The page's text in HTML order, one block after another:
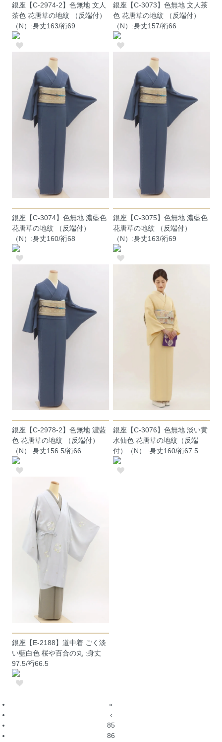
銀座【C-2974-2】色無地 文人
茶色 花唐草の地紋 （反端付）
（N）:身丈163/裄69
銀座【C-3073】色無地 文人茶
色 花唐草の地紋 （反端付）
（N）:身丈157/裄66
銀座【C-3074】色無地 濃藍色
花唐草の地紋 （反端付）
（N）:身丈160/裄68
銀座【C-3075】色無地 濃藍色
花唐草の地紋 （反端付）
（N）:身丈163/裄69
銀座【C-2978-2】色無地 濃藍
色 花唐草の地紋 （反端付）
（N）:身丈156.5/裄66
銀座【C-3076】色無地 淡い黄
水仙色 花唐草の地紋（反端
付）（N） :身丈160/裄67.5
銀座【E-2188】道中着 ごく淡
い藍白色 桜や百合の丸 :身丈
97.5/裄66.5
«
‹
85
86